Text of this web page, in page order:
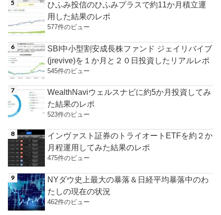
ひふみ投信のひふみプラスで約11か月積立運
用した結果のレポ
577件のビュー
SBI中小型割安成長株ファンド ジェイリバイブ
(jrevive)を１か月と２０日投資したリアルレポ
545件のビュー
WealthNaviウェルスナビに約5か月投資してみ
た結果のレポ
523件のビュー
インヴァスト証券のトライオートETFを約２か
月程運用してみた結果のレポ
475件のビュー
NYダウ史上最大の暴落＆日経平均暴落中のわ
たしの現在の状況
462件のビュー